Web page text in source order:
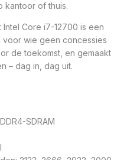
kantoor of thuis.
Intel Core i7-12700 is een
wie geen concessies
de toekomst, en gemaakt
– dag in, dag uit.
SDRAM